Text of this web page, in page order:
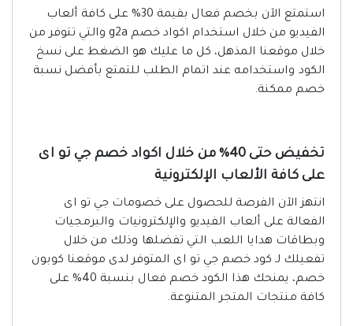
استمتع الآن بخصم فعال بقيمة 30% على كافة ألعاب
الفيديو من خلال استخدام اكواد خصم g2a والتي تتوفر من
خلال موقعنا المذهل، كل ما عليك هو الضغط على نسخ
الكود واستخدامه عند اتمام الطلب للتمتع بأفضل نسبة
خصم ممكنة.
تخفيض حتى 40% من خلال اكواد خصم جي تو اى
على كافة الألعاب الإلكترونية
انتهز الآن الفرصة للحصول على خصومات جي تو اى
الفعالة على ألعاب الفيديو والإلكترونيات والبرمجيات
وبطاقات هدايا اللعب التي تفضلها وذلك من خلال
تفعيلك لـ كود خصم جي تو اى المتوفر لدى موقعنا كوبون
خصم، يمنحك هذا الكود خصم فعال بنسبة 40% على
كافة منتجات المتجر المتنوعة.